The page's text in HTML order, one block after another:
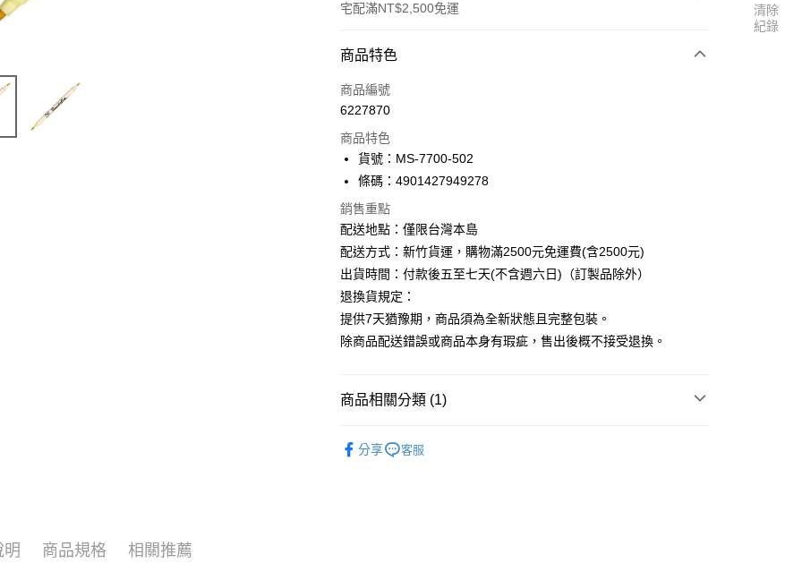
宅配滿NT$2,500免運
付款方式
信用卡一次付款
街口支付
悠遊付
ATM付款
運送方式
下單前請先詢問庫存
每筆NT$130，滿NT$2,500(含以上)免運費
商品特色
商品編號
6227870
商品特色
貨號：MS-7700-502
條碼：4901427949278
銷售重點
配送地點：僅限台灣本島
配送方式：新竹貨運，購物滿2500元免運費(含2500元)
出貨時間：付款後五至七天(不含週六日)（訂製品除外）
退換貨規定：
提供7天猶豫期，商品須為全新狀態且完整包裝。
除商品配送錯誤或商品本身有瑕疵，售出後概不接受退換。
商品相關分類 (1)
分享
客服
明 商品規格 相關推薦
清除
紀錄